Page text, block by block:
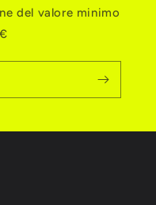
del valore minimo